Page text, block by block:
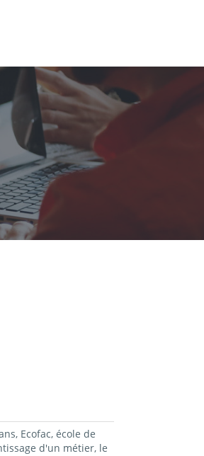
Ecofac, école de
d'un métier, le